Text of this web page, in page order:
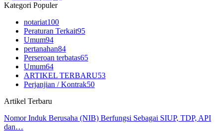
Kategori Populer
notariat100
Peraturan Terkait95
Umum94
pertanahan84
Perseroan terbatas65
Umum64
ARTIKEL TERBARU53
Perjanjian / Kontrak50
Artikel Terbaru
Nomor Induk Berusaha (NIB) Berfungsi Sebagai SIUP, TDP, API
dan…